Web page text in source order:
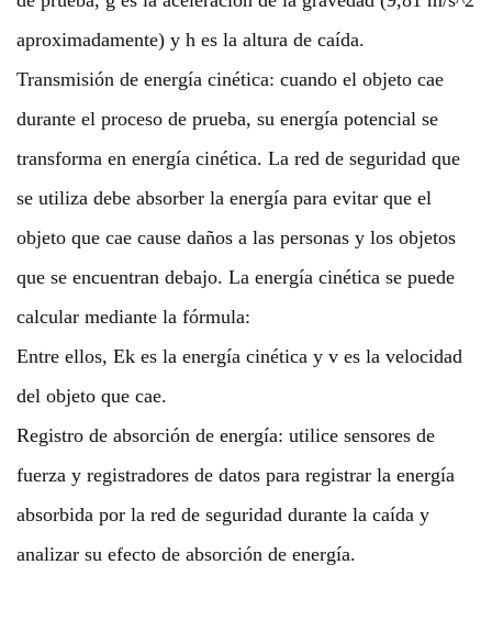
aproximadamente) y h es la altura de caída.
Transmisión de energía cinética: cuando el objeto cae
durante el proceso de prueba, su energía potencial se
transforma en energía cinética. La red de seguridad que
se utiliza debe absorber la energía para evitar que el
objeto que cae cause daños a las personas y los objetos
que se encuentran debajo. La energía cinética se puede
calcular mediante la fórmula:
Entre ellos, Ek es la energía cinética y v es la velocidad
del objeto que cae.
Registro de absorción de energía: utilice sensores de
fuerza y registradores de datos para registrar la energía
absorbida por la red de seguridad durante la caída y
analizar su efecto de absorción de energía.